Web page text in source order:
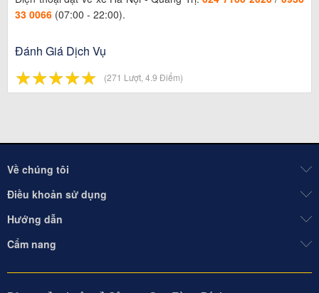
33 0066 (07:00 - 22:00).
Đánh Giá Dịch Vụ
☆☆☆☆☆
★★★★★ (271 Lượt, 4.9 Điểm)
Về chúng tôi
Điều khoản sử dụng
Hướng dẫn
Cẩm nang